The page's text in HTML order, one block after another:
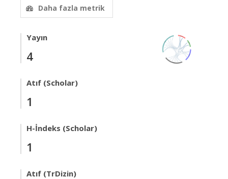
Daha fazla metrik
Yayın
4
Atıf (Scholar)
1
H-İndeks (Scholar)
1
Atıf (TrDizin)